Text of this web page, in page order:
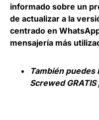
informado sobre un
de actualizar a la
centrado en
mensajería más
También puedes
Screwed